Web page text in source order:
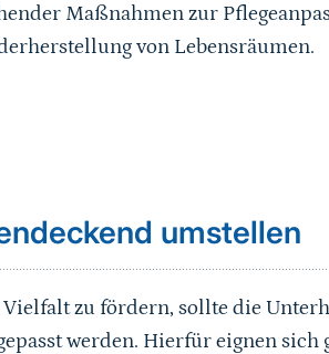
Maßnahmen zur
von Lebensräumen.
umstellen
zu fördern, sollte die
werden. Hierfür eignen sich